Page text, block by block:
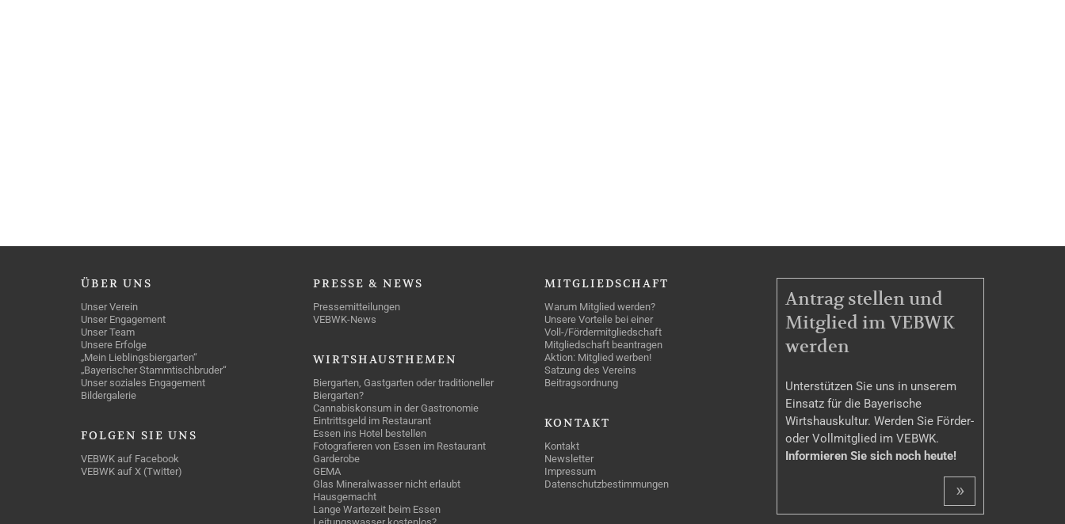
ÜBER UNS
Unser Verein
Unser Engagement
Unser Team
Unsere Erfolge
„Mein Lieblingsbiergarten“
„Bayerischer Stammtischbruder“
Unser soziales Engagement
Bildergalerie
FOLGEN SIE UNS
VEBWK auf Facebook
VEBWK auf X (Twitter)
PRESSE & NEWS
Pressemitteilungen
VEBWK-News
WIRTSHAUSTHEMEN
Biergarten, Gastgarten oder traditioneller
Biergarten?
Cannabiskonsum in der Gastronomie
Eintrittsgeld im Restaurant
Essen ins Hotel bestellen
Fotografieren von Essen im Restaurant
Garderobe
GEMA
Glas Mineralwasser nicht erlaubt
Hausgemacht
Lange Wartezeit beim Essen
MITGLIEDSCHAFT
Warum Mitglied werden?
Unsere Vorteile bei einer
Voll-/Fördermitgliedschaft
Mitgliedschaft beantragen
Aktion: Mitglied werben!
Satzung des Vereins
Beitragsordnung
KONTAKT
Kontakt
Newsletter
Impressum
Datenschutzbestimmungen
MITGLIEDSCHAFT
Antrag stellen und
Mitglied im VEBWK
werden
Unterstützen Sie uns in unserem
Einsatz für die Bayerische
Wirtshauskultur. Werden Sie Förder-
oder Vollmitglied im VEBWK.
Informieren Sie sich noch heute!
»